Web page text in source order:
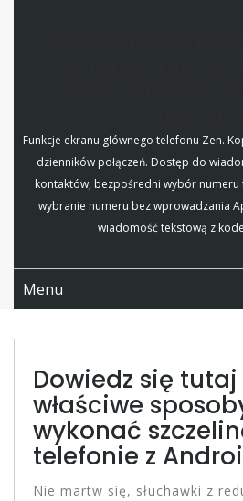
Funkcje ekranu głównego telefonu Zen.
dzienników połączeń. Dostęp do
kontaktów, bezpośredni wybór
wybranie numeru bez wprowadzania
wiadomość tekstową z
Menu
Dowiedz się
właściwe
wykonać
telefonie z
Nie martw się, słuchawki z